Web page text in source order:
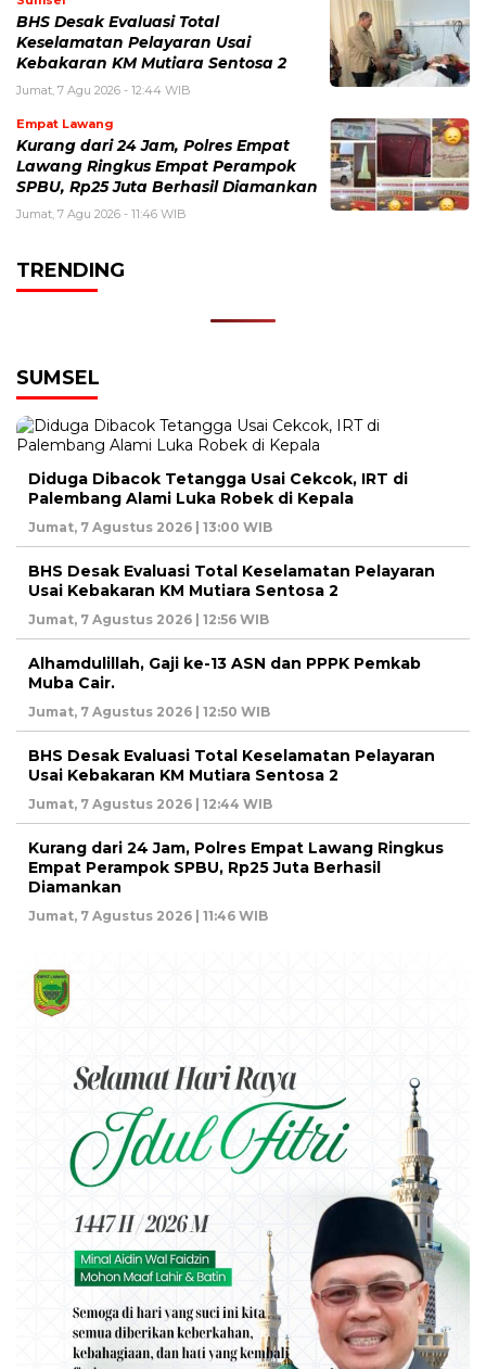
BHS Desak Evaluasi Total
Keselamatan Pelayaran Usai
Kebakaran KM Mutiara Sentosa 2
Jumat, 7 Agu 2026 - 12:44 WIB
Empat Lawang
Kurang dari 24 Jam, Polres Empat
Lawang Ringkus Empat Perampok
SPBU, Rp25 Juta Berhasil Diamankan
Jumat, 7 Agu 2026 - 11:46 WIB
TRENDING
SUMSEL
Diduga Dibacok Tetangga Usai Cekcok, IRT di
Palembang Alami Luka Robek di Kepala
Jumat, 7 Agustus 2026 | 13:00 WIB
BHS Desak Evaluasi Total Keselamatan Pelayaran
Usai Kebakaran KM Mutiara Sentosa 2
Jumat, 7 Agustus 2026 | 12:56 WIB
Alhamdulillah, Gaji ke-13 ASN dan PPPK Pemkab
Muba Cair.
Jumat, 7 Agustus 2026 | 12:50 WIB
BHS Desak Evaluasi Total Keselamatan Pelayaran
Usai Kebakaran KM Mutiara Sentosa 2
Jumat, 7 Agustus 2026 | 12:44 WIB
Kurang dari 24 Jam, Polres Empat Lawang Ringkus
Empat Perampok SPBU, Rp25 Juta Berhasil
Diamankan
Jumat, 7 Agustus 2026 | 11:46 WIB